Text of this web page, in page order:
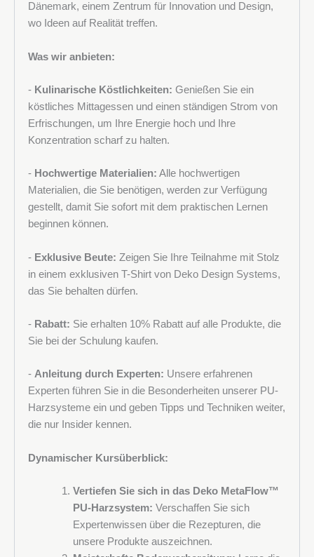
Dänemark, einem Zentrum für Innovation und Design,
wo Ideen auf Realität treffen.
Was wir anbieten:
- Kulinarische Köstlichkeiten: Genießen Sie ein
köstliches Mittagessen und einen ständigen Strom von
Erfrischungen, um Ihre Energie hoch und Ihre
Konzentration scharf zu halten.
- Hochwertige Materialien: Alle hochwertigen
Materialien, die Sie benötigen, werden zur Verfügung
gestellt, damit Sie sofort mit dem praktischen Lernen
beginnen können.
- Exklusive Beute: Zeigen Sie Ihre Teilnahme mit Stolz
in einem exklusiven T-Shirt von Deko Design Systems,
das Sie behalten dürfen.
- Rabatt: Sie erhalten 10% Rabatt auf alle Produkte, die
Sie bei der Schulung kaufen.
- Anleitung durch Experten: Unsere erfahrenen
Experten führen Sie in die Besonderheiten unserer PU-
Harzsysteme ein und geben Tipps und Techniken weiter,
die nur Insider kennen.
Dynamischer Kursüberblick:
Vertiefen Sie sich in das Deko MetaFlow™
PU-Harzsystem: Verschaffen Sie sich
Expertenwissen über die Rezepturen, die
unsere Produkte auszeichnen.